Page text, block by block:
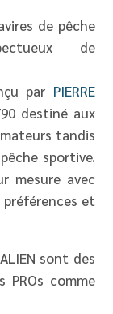
de pêche
de
par PIERRE
destiné aux
tandis
sportive.
mesure avec
et
sont des
PROs comme